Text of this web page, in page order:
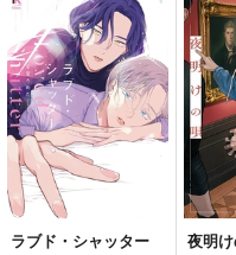
犬と欠け月 3
東京漫画社
781円（税込）
サンプル
カート
社長
竹書房
770円
ラブド・シャッター
夜明